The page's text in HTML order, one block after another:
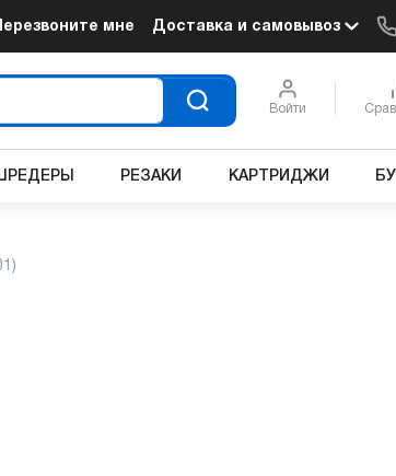
Перезвоните мне Доставка и самовывоз
Войти
РЕЗАКИ КАРТРИДЖИ